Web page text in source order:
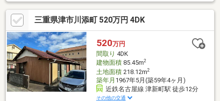
三重県津市川添町 520万円 4DK
520万円
間取り 4DK
建物面積85.45m2
土地面積218.12m2
築年月 1967年5月(築59年4ヶ月)
近鉄名古屋線 津新町駅 徒歩12分
その他の交通